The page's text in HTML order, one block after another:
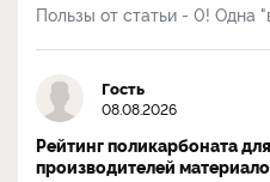
Пользы от статьи - 0! Одна
Гость
08.08.2026
Рейтинг поликарбоната
производителей